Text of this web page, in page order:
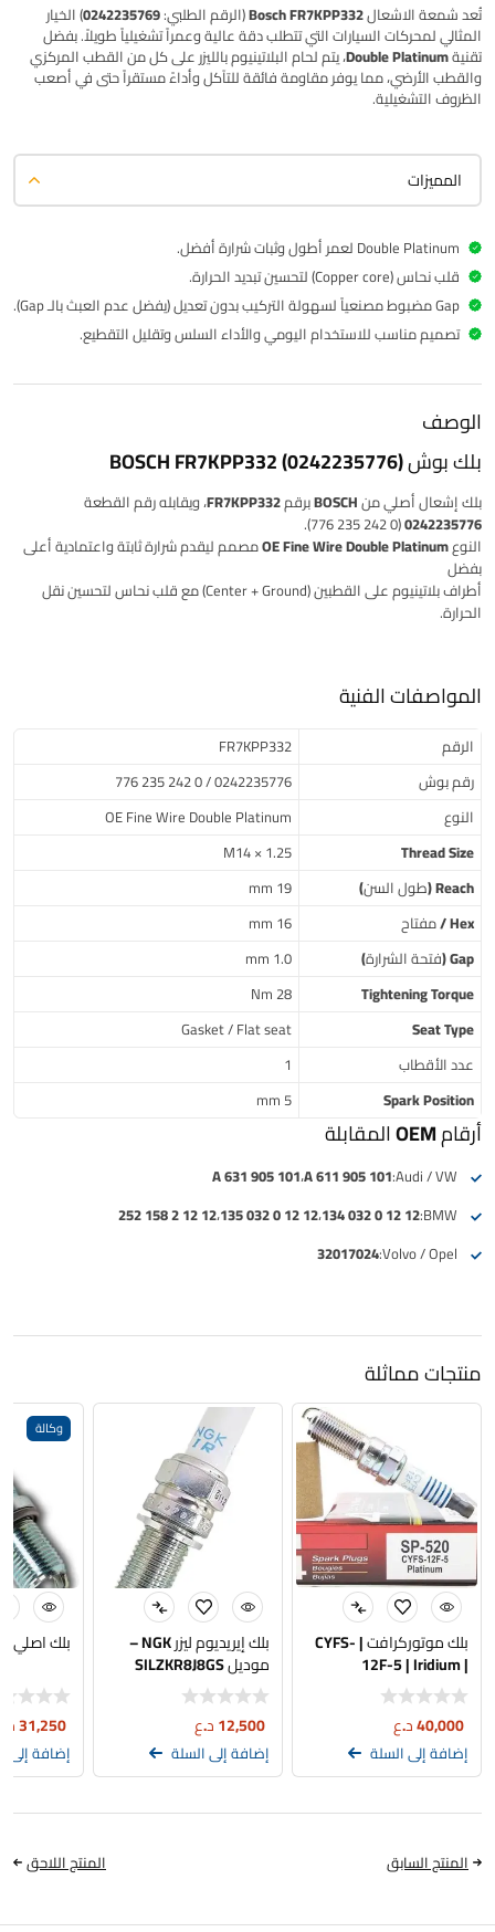
تُعد شمعة الاشعالBosch FR7KPP332(الرقم الطلبي:0242235769) الخيار
المثالي لمحركات السيارات التي تتطلب دقة عالية وعمراً تشغيلياً طويلاً. بفضل
تقنيةDouble Platinum، يتم لحام البلاتينيوم بالليزر على كل من القطب المركزي
والقطب الأرضي، مما يوفر مقاومة فائقة للتآكل وأداءً مستقراً حتى في أصعب
الظروف التشغيلية.
المميزات
Double Platinum لعمر أطول وثبات شرارة أفضل.
قلب نحاس (Copper core) لتحسين تبديد الحرارة.
Gap مضبوط مصنعياً لسهولة التركيب بدون تعديل (يفضل عدم العبث بالـ Gap).
تصميم مناسب للاستخدام اليومي والأداء السلس وتقليل التقطيع.
الوصف
بلك بوش BOSCH FR7KPP332 (0242235776)
بلك إشعال أصلي منBOSCHبرقمFR7KPP332، ويقابله رقم القطعة
0242235776
(0 242 235 776).
النوعOE Fine Wire Double Platinumمصمم ليقدم شرارة ثابتة واعتمادية أعلى
بفضل
أطراف بلاتينيوم على القطبين (Center + Ground) مع قلب نحاس لتحسين نقل
الحرارة.
المواصفات الفنية
الرقم
FR7KPP332
رقم بوش
0242235776 / 0 242 235 776
النوع
OE Fine Wire Double Platinum
Thread Size
M14 × 1.25
Reach (طول السن)
19 mm
Hex / مفتاح
16 mm
Gap (فتحة الشرارة)
1.0 mm
Tightening Torque
28 Nm
Seat Type
Gasket / Flat seat
عدد الأقطاب
1
Spark Position
5 mm
أرقام OEM المقابلة
Audi / VW:
101 905 611 A ،101 905 631 A
BMW:
12 12 0 032 134 ،12 12 0 032 135 ،12 12 2 158 252
Volvo / Opel:
32017024
منتجات مماثلة
بلك موتوركرافت | CYFS-
12F-5 | Iridium |
سيت اربع قطع
40,000د.ع
إضافة إلى السلة
بلك إيريديوم ليزر NGK –
موديل SILZKR8J8GS
أصلي تفصيخ
12,500د.ع
إضافة إلى السلة
وكالة
بلك اصلي BMW N52N
31,250
إضافة إلى
المنتج السابق المنتج اللاحق